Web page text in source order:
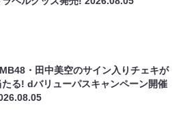
・田中美空のサイン入りチェキが
たる! dバリューパスキャンペーン開催